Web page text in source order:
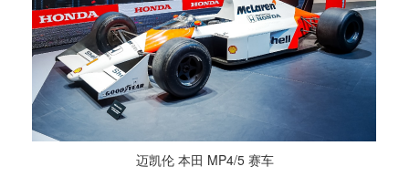
迈凯伦 本田 MP4/5 赛车